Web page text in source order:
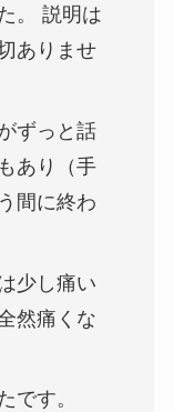
。 説明は
ありませ
ずっと話
あり（手
間に終わ
少し痛い
然痛くな
です。